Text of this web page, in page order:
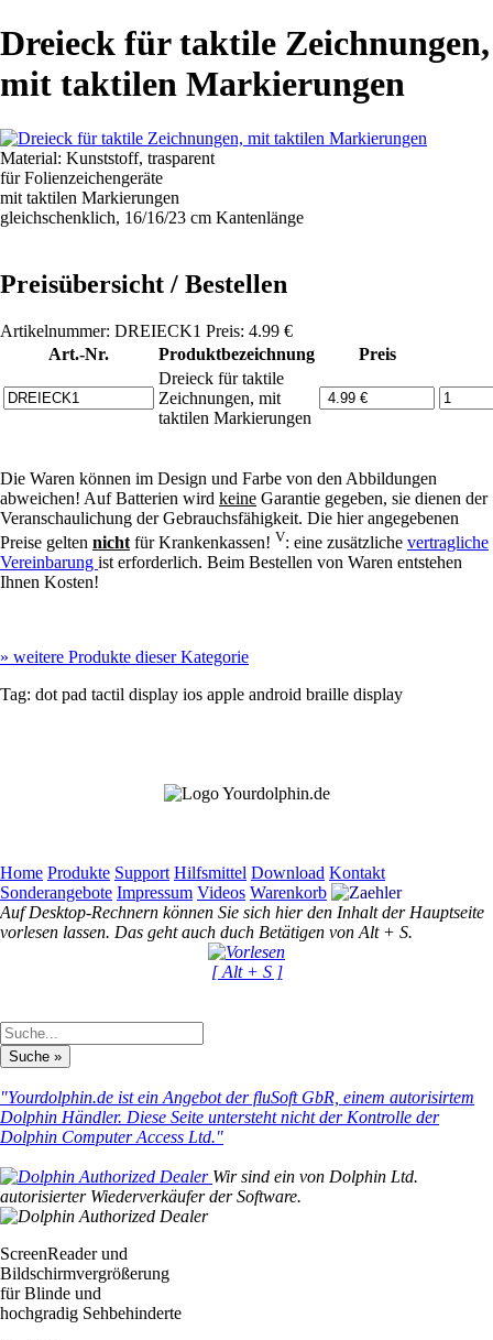
Dreieck für taktile Zeichnungen,
mit taktilen Markierungen
Material: Kunststoff, trasparent
für Folienzeichengeräte
mit taktilen Markierungen
gleichschenklich, 16/16/23 cm Kantenlänge
Preisübersicht / Bestellen
Artikelnummer: DREIECK1 Preis: 4.99 €
Art.-Nr.
Produktbezeichnung
Preis
Dreieck für taktile
Zeichnungen, mit
taktilen Markierungen
Die Waren können im Design und Farbe von den Abbildungen
abweichen! Auf Batterien wird keine Garantie gegeben, sie dienen der
Veranschaulichung der Gebrauchsfähigkeit. Die hier angegebenen
Preise gelten nicht für Krankenkassen! V: eine zusätzliche vertragliche
Vereinbarung ist erforderlich. Beim Bestellen von Waren entstehen
Ihnen Kosten!
» weitere Produkte dieser Kategorie
Tag: dot pad tactil display ios apple android braille display
Home Produkte Support Hilfsmittel Download Kontakt
Sonderangebote Impressum Videos Warenkorb
Auf Desktop-Rechnern können Sie sich hier den Inhalt der Hauptseite
vorlesen lassen. Das geht auch duch Betätigen von Alt + S.
[ Alt + S ]
"Yourdolphin.de ist ein Angebot der fluSoft GbR, einem autorisirtem
Dolphin Händler. Diese Seite untersteht nicht der Kontrolle der
Dolphin Computer Access Ltd."
Wir sind ein von Dolphin Ltd.
autorisierter Wiederverkäufer der Software.
ScreenReader und
Bildschirmvergrößerung
für Blinde und
hochgradig Sehbehinderte